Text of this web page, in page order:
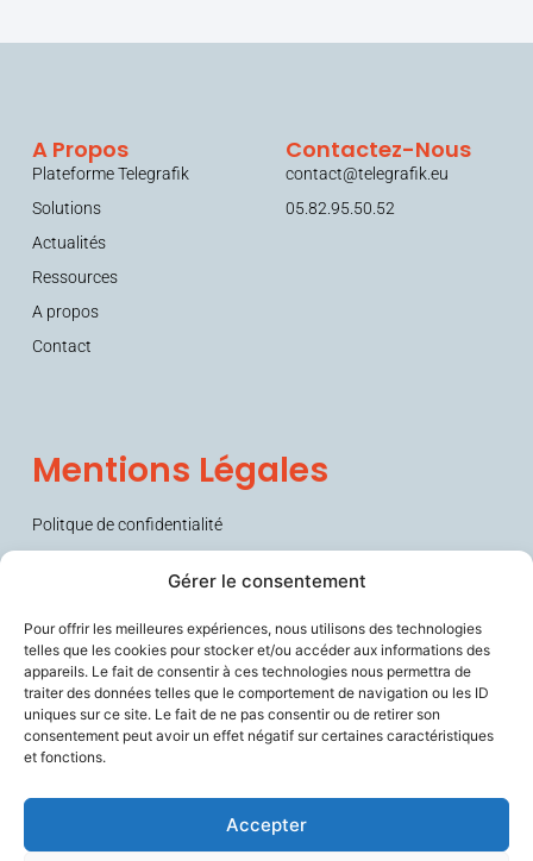
Gérer le consentement
Pour offrir les meilleures expériences, nous utilisons des technologies
telles que les cookies pour stocker et/ou accéder aux informations des
appareils. Le fait de consentir à ces technologies nous permettra de
traiter des données telles que le comportement de navigation ou les ID
uniques sur ce site. Le fait de ne pas consentir ou de retirer son
consentement peut avoir un effet négatif sur certaines caractéristiques
et fonctions.
Accepter
soignants, améliore le confort de travail des professionnels du
vieillissement, et contribue à prévenir la perte d’autonomie.
A Propos
Plateforme Telegrafik
Solutions
Actualités
Ressources
A propos
Contact
Contactez-Nous
contact@telegrafik.eu
05.82.95.50.52
Mentions Légales
Politque de confidentialité